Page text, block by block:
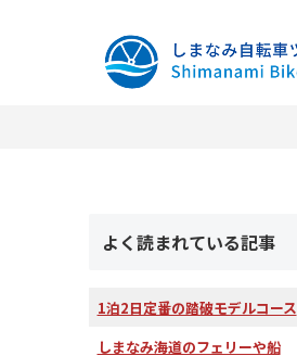
よく読まれている記事
1泊2日定番の踏破モデルコース
しまなみ海道のフェリーや船